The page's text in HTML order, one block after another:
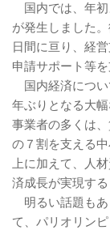
国内では、年初
が発生しました
日間に亘り、経
申請サポート等を
国内経済につい
年ぶりとなる大
事業者の多くは
の７割を支える
上に加えて、人
済成長が実現する
明るい話題もあ
て、パリオリン